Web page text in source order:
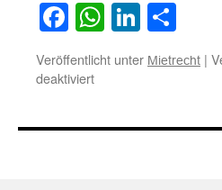
Facebook
WhatsApp
Veröffentlicht unter Mietrecht |
deaktiviertfür
Kündigungsschreiben